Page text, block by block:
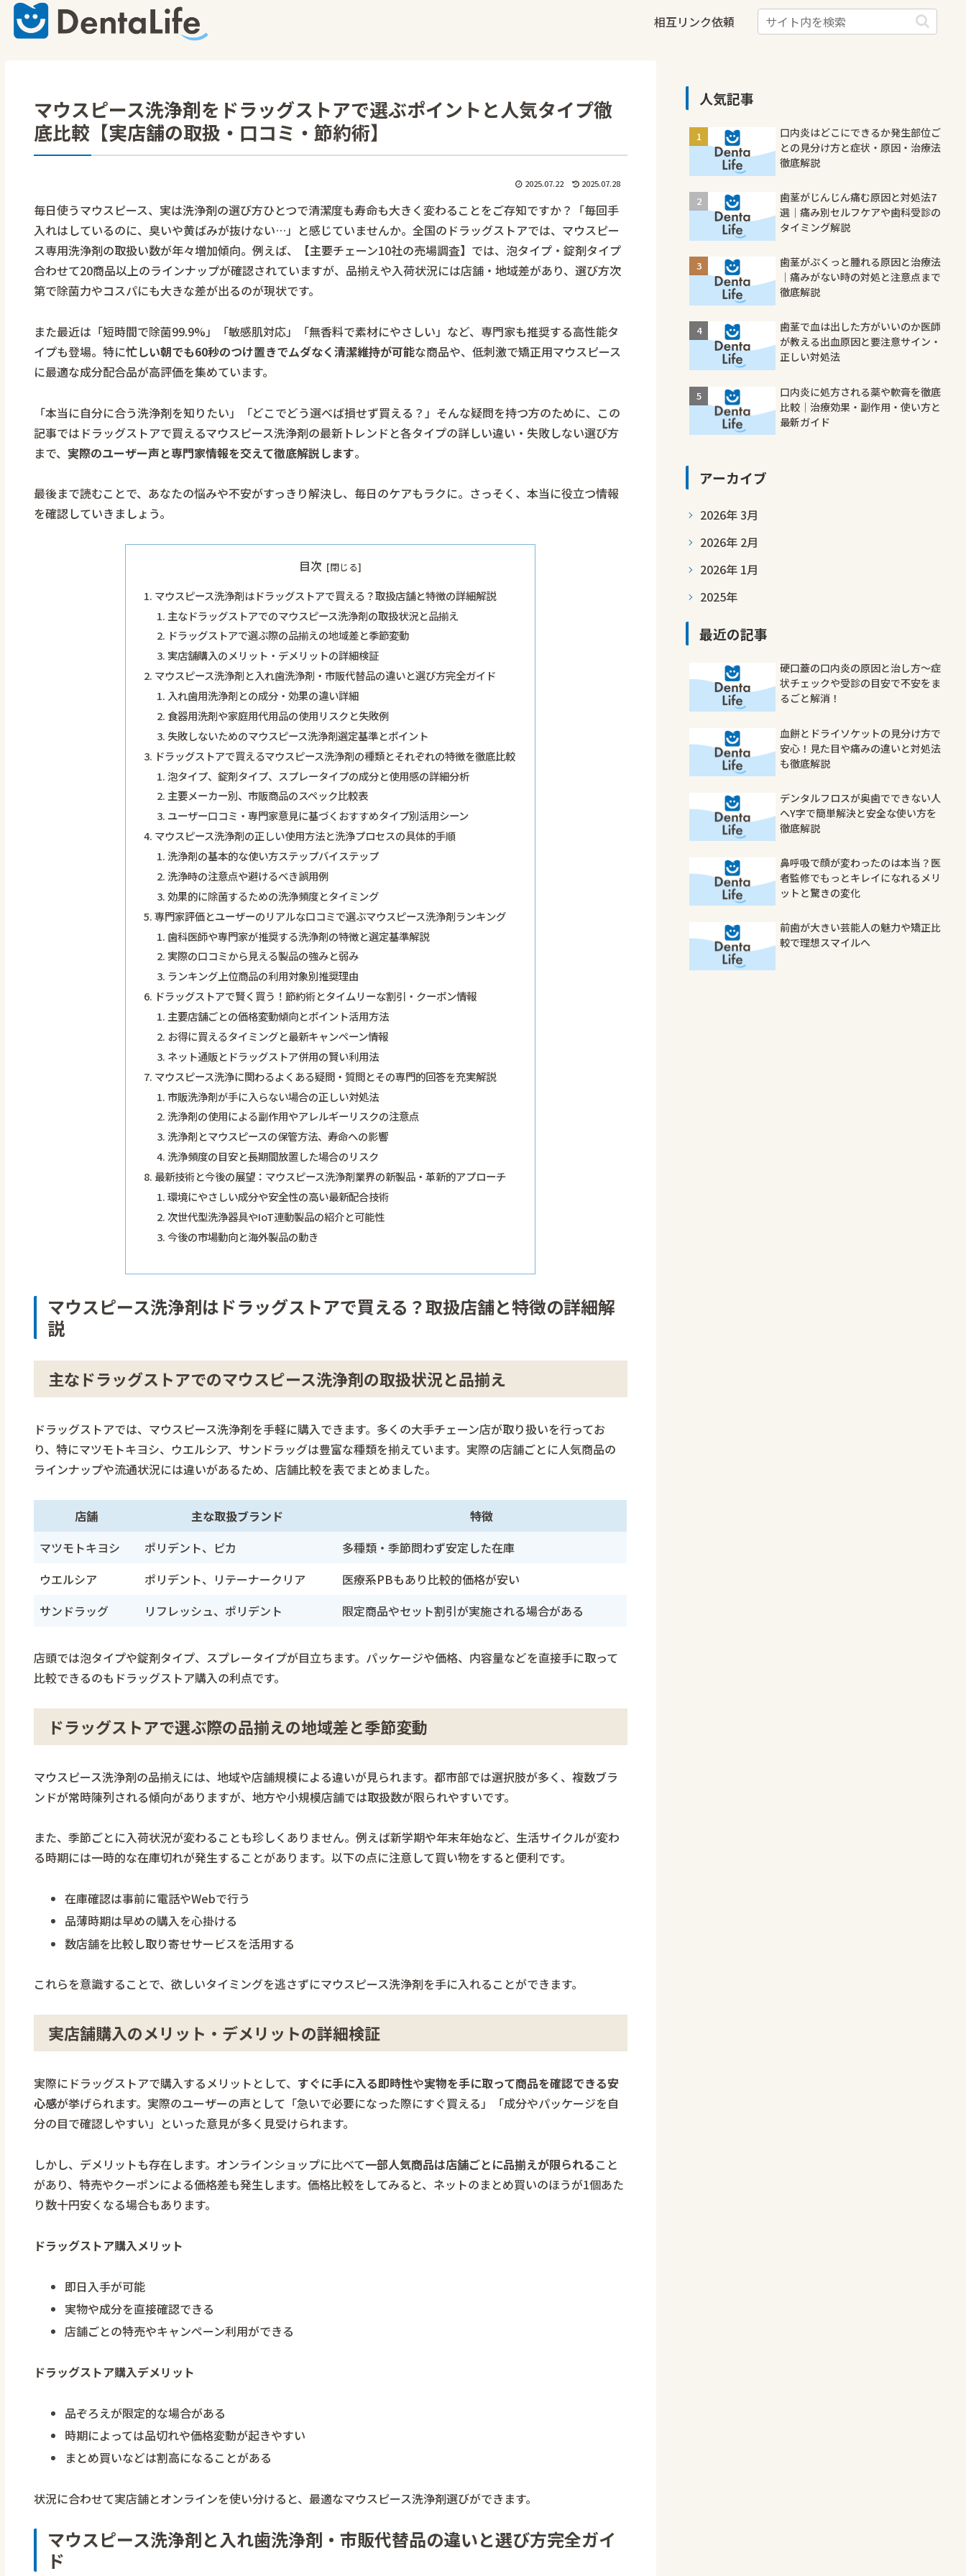
相互リンク依頼
マウスピース洗浄剤をドラッグストアで選ぶポイントと人気タイプ徹
底比較【実店舗の取扱・口コミ・節約術】
2025.07.22 2025.07.28
毎日使うマウスピース、実は洗浄剤の選び方ひとつで清潔度も寿命も大きく変わることをご存知ですか？「毎回手
入れはしているのに、臭いや黄ばみが抜けない…」と感じていませんか。全国のドラッグストアでは、マウスピー
ス専用洗浄剤の取扱い数が年々増加傾向。例えば、【主要チェーン10社の売場調査】では、泡タイプ・錠剤タイプ
合わせて20商品以上のラインナップが確認されていますが、品揃えや入荷状況には店舗・地域差があり、選び方次
第で除菌力やコスパにも大きな差が出るのが現状です。
また最近は「短時間で除菌99.9%」「敏感肌対応」「無香料で素材にやさしい」など、専門家も推奨する高性能タ
イプも登場。特に忙しい朝でも60秒のつけ置きでムダなく清潔維持が可能な商品や、低刺激で矯正用マウスピース
に最適な成分配合品が高評価を集めています。
「本当に自分に合う洗浄剤を知りたい」「どこでどう選べば損せず買える？」そんな疑問を持つ方のために、この
記事ではドラッグストアで買えるマウスピース洗浄剤の最新トレンドと各タイプの詳しい違い・失敗しない選び方
まで、 実際のユーザー声と専門家情報を交えて徹底解説します。
最後まで読むことで、あなたの悩みや不安がすっきり解決し、毎日のケアもラクに。さっそく、本当に役立つ情報
を確認していきましょう。
目次
マウスピース洗浄剤はドラッグストアで買える？取扱店舗と特徴の詳細解説
主なドラッグストアでのマウスピース洗浄剤の取扱状況と品揃え
ドラッグストアで選ぶ際の品揃えの地域差と季節変動
実店舗購入のメリット・デメリットの詳細検証
マウスピース洗浄剤と入れ歯洗浄剤・市販代替品の違いと選び方完全ガイド
入れ歯用洗浄剤との成分・効果の違い詳細
食器用洗剤や家庭用代用品の使用リスクと失敗例
失敗しないためのマウスピース洗浄剤選定基準とポイント
ドラッグストアで買えるマウスピース洗浄剤の種類とそれぞれの特徴を徹底比較
泡タイプ、錠剤タイプ、スプレータイプの成分と使用感の詳細分析
主要メーカー別、市販商品のスペック比較表
ユーザー口コミ・専門家意見に基づくおすすめタイプ別活用シーン
マウスピース洗浄剤の正しい使用方法と洗浄プロセスの具体的手順
洗浄剤の基本的な使い方ステップバイステップ
洗浄時の注意点や避けるべき誤用例
効果的に除菌するための洗浄頻度とタイミング
専門家評価とユーザーのリアルな口コミで選ぶマウスピース洗浄剤ランキング
歯科医師や専門家が推奨する洗浄剤の特徴と選定基準解説
実際の口コミから見える製品の強みと弱み
ランキング上位商品の利用対象別推奨理由
ドラッグストアで賢く買う！節約術とタイムリーな割引・クーポン情報
主要店舗ごとの価格変動傾向とポイント活用方法
お得に買えるタイミングと最新キャンペーン情報
ネット通販とドラッグストア併用の賢い利用法
マウスピース洗浄に関わるよくある疑問・質問とその専門的回答を充実解説
市販洗浄剤が手に入らない場合の正しい対処法
洗浄剤の使用による副作用やアレルギーリスクの注意点
洗浄剤とマウスピースの保管方法、寿命への影響
洗浄頻度の目安と長期間放置した場合のリスク
最新技術と今後の展望：マウスピース洗浄剤業界の新製品・革新的アプローチ
環境にやさしい成分や安全性の高い最新配合技術
次世代型洗浄器具やIoT連動製品の紹介と可能性
今後の市場動向と海外製品の動き
マウスピース洗浄剤はドラッグストアで買える？取扱店舗と特徴の詳細解
説
主なドラッグストアでのマウスピース洗浄剤の取扱状況と品揃え
ドラッグストアでは、マウスピース洗浄剤を手軽に購入できます。多くの大手チェーン店が取り扱いを行ってお
り、特にマツモトキヨシ、ウエルシア、サンドラッグは豊富な種類を揃えています。実際の店舗ごとに人気商品の
ラインナップや流通状況には違いがあるため、店舗比較を表でまとめました。
店舗 主な取扱ブランド
特徴
マツモトキヨシ
ポリデント、ピカ
多種類・季節問わず安定した在庫
ウエルシア
ポリデント、リテーナークリア
医療系PBもあり比較的価格が安い
サンドラッグ
リフレッシュ、ポリデント 限定商品やセット割引が実施される場合がある
店頭では泡タイプや錠剤タイプ、スプレータイプが目立ちます。パッケージや価格、内容量などを直接手に取って
比較できるのもドラッグストア購入の利点です。
ドラッグストアで選ぶ際の品揃えの地域差と季節変動
マウスピース洗浄剤の品揃えには、地域や店舗規模による違いが見られます。都市部では選択肢が多く、複数ブラ
ンドが常時陳列される傾向がありますが、地方や小規模店舗では取扱数が限られやすいです。
また、季節ごとに入荷状況が変わることも珍しくありません。例えば新学期や年末年始など、生活サイクルが変わ
る時期には一時的な在庫切れが発生することがあります。以下の点に注意して買い物をすると便利です。
在庫確認は事前に電話やWebで行う
品薄時期は早めの購入を心掛ける
数店舗を比較し取り寄せサービスを活用する
これらを意識することで、欲しいタイミングを逃さずにマウスピース洗浄剤を手に入れることができます。
実店舗購入のメリット・デメリットの詳細検証
実際にドラッグストアで購入するメリットとして、 すぐに手に入る即時性や実物を手に取って商品を確認できる安
心感が挙げられます。実際のユーザーの声として「急いで必要になった際にすぐ買える」「成分やパッケージを自
分の目で確認しやすい」といった意見が多く見受けられます。
しかし、デメリットも存在します。オンラインショップに比べて一部人気商品は店舗ごとに品揃えが限られること
があり、特売やクーポンによる価格差も発生します。価格比較をしてみると、ネットのまとめ買いのほうが1個あた
り数十円安くなる場合もあります。
ドラッグストア購入メリット
即日入手が可能
実物や成分を直接確認できる
店舗ごとの特売やキャンペーン利用ができる
ドラッグストア購入デメリット
品ぞろえが限定的な場合がある
時期によっては品切れや価格変動が起きやすい
まとめ買いなどは割高になることがある
状況に合わせて実店舗とオンラインを使い分けると、最適なマウスピース洗浄剤選びができます。
マウスピース洗浄剤と入れ歯洗浄剤・市販代替品の違いと選び方完全ガイ
ド
人気記事
口内炎はどこにできるか発生部位ご
との見分け方と症状・原因・治療法
徹底解説
歯茎がじんじん痛む原因と対処法7
選｜痛み別セルフケアや歯科受診の
タイミング解説
歯茎がぷくっと腫れる原因と治療法
｜痛みがない時の対処と注意点まで
徹底解説
歯茎で血は出した方がいいのか医師
が教える出血原因と要注意サイン・
正しい対処法
口内炎に処方される薬や軟膏を徹底
比較｜治療効果・副作用・使い方と
最新ガイド
アーカイブ
2026年 3月
2026年 2月
2026年 1月
2025年
最近の記事
硬口蓋の口内炎の原因と治し方〜症
状チェックや受診の目安で不安をま
るごと解消！
血餅とドライソケットの見分け方で
安心！見た目や痛みの違いと対処法
も徹底解説
デンタルフロスが奥歯でできない人
へY字で簡単解決と安全な使い方を
徹底解説
鼻呼吸で顔が変わったのは本当？医
者監修でもっとキレイになれるメリ
ットと驚きの変化
前歯が大きい芸能人の魅力や矯正比
較で理想スマイルへ